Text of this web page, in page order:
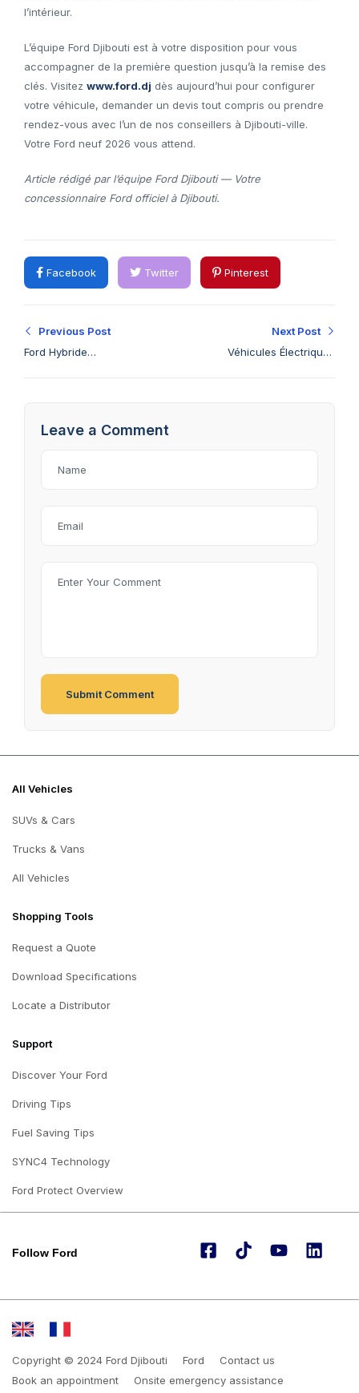
l’intérieur.
L’équipe Ford Djibouti est à votre disposition pour vous
accompagner de la première question jusqu’à la remise des
clés. Visitez www.ford.dj dès aujourd’hui pour configurer
votre véhicule, demander un devis tout compris ou prendre
rendez-vous avec l’un de nos conseillers à Djibouti-ville.
Votre Ford neuf 2026 vous attend.
Article rédigé par l’équipe Ford Djibouti — Votre
concessionnaire Ford officiel à Djibouti.
Facebook Twitter Pinterest
Previous Post
Ford Hybride
à Djibouti
Next Post
Véhicules Électriques
Leave a Comment
All Vehicles
SUVs & Cars
Trucks & Vans
All Vehicles
Shopping Tools
Request a Quote
Download Specifications
Locate a Distributor
Support
Discover Your Ford
Driving Tips
Fuel Saving Tips
SYNC4 Technology
Ford Protect Overview
Follow Ford
Copyright © 2024 Ford Djibouti Ford
Contact us
Book an appointment
Onsite emergency assistance